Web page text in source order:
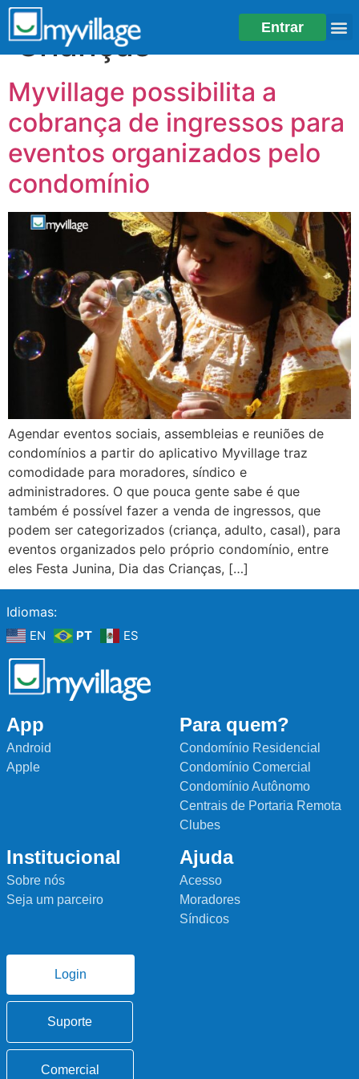
Entrar
Crianças
Myvillage possibilita a
cobrança de ingressos para
eventos organizados pelo
condomínio
Agendar eventos sociais, assembleias e reuniões de
condomínios a partir do aplicativo Myvillage traz
comodidade para moradores, síndico e
administradores. O que pouca gente sabe é que
também é possível fazer a venda de ingressos, que
podem ser categorizados (criança, adulto, casal), para
eventos organizados pelo próprio condomínio, entre
eles Festa Junina, Dia das Crianças, […]
Idiomas:
EN PT ES
App
Android
Apple
Para quem?
Condomínio Residencial
Condomínio Comercial
Condomínio Autônomo
Centrais de Portaria Remota
Clubes
Institucional
Sobre nós
Seja um parceiro
Ajuda
Acesso
Moradores
Síndicos
Login
Suporte
Comercial